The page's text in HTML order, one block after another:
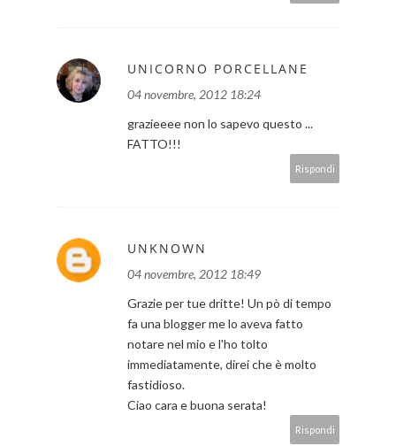
UNICORNO PORCELLANE
04 novembre, 2012 18:24
grazieeee non lo sapevo questo ...
FATTO!!!
Rispondi
UNKNOWN
04 novembre, 2012 18:49
Grazie per tue dritte! Un pò di tempo
fa una blogger me lo aveva fatto
notare nel mio e l'ho tolto
immediatamente, direi che è molto
fastidioso.
Ciao cara e buona serata!
Rispondi